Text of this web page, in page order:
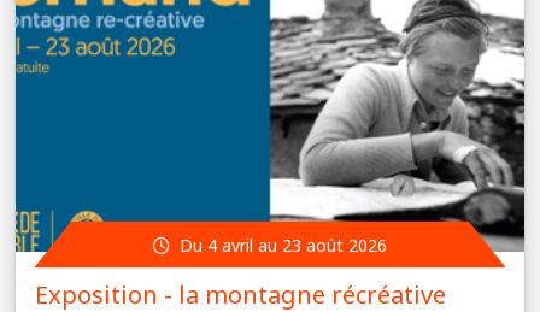
Du 4 avril au 23 août 2026
Exposition - la montagne récréative